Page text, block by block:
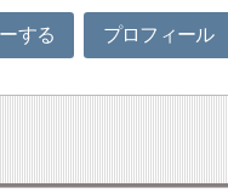
する プロフィール